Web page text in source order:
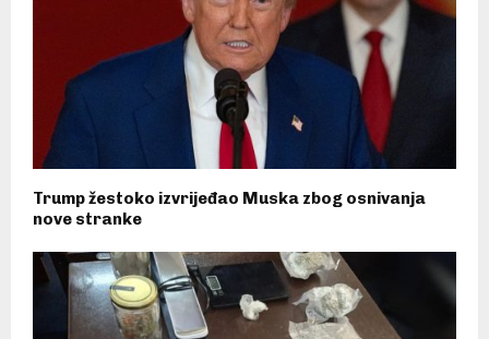
Trump žestoko izvrijeđao Muska zbog osnivanja
nove stranke